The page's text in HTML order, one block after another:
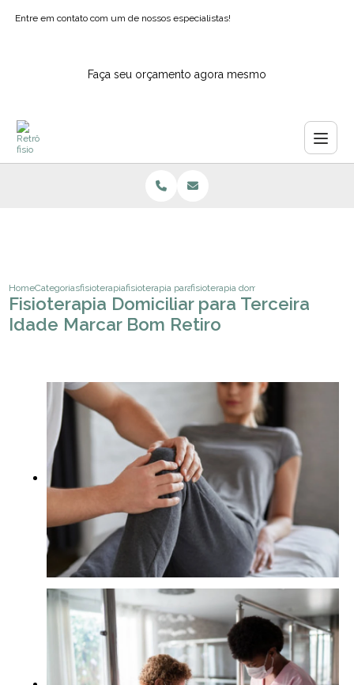
Entre em contato com um de nossos especialistas!
Faça seu orçamento agora mesmo
HomeCategoriasfisioterapiafisioterapia para joelhosfisioterapia domiciliar para terceira
Fisioterapia Domiciliar para Terceira
Idade Marcar Bom Retiro